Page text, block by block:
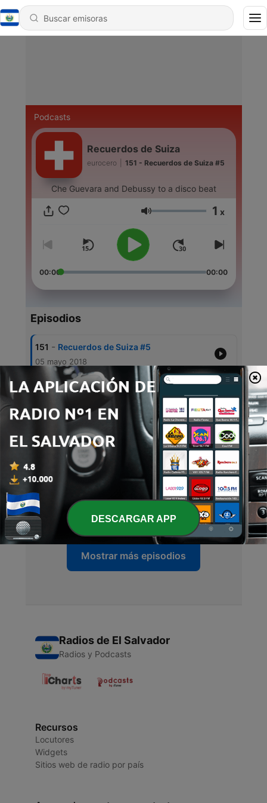
Podcasts
Recuerdos de Suiza
eurocero 151 - Recuerdos de Suiza #5
Che Guevara and Debussy to a disco beat
Volumen 1 x
00:00 00:00
Episodios
151 - Recuerdos de Suiza #5
05 mayo 2018
150 - Recuerdos de Suiza #4
149 - Recuerdos de Suiza #3
21 abr. 2018
Recuerdos de Suiza #2
14 abr. 2018
147 Recuerdos de Suiza #1
07 abr. 2018
Mostrar más episodios
Radios de El Salvador
Radios y Podcasts
Recursos
Locutores
Widgets
Sitios web de radio por país
DESCARGAR APP